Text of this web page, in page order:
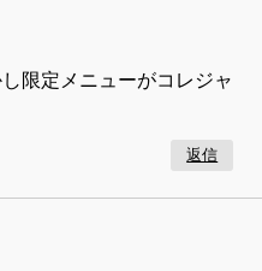
限定メニューがコレジャ
返信